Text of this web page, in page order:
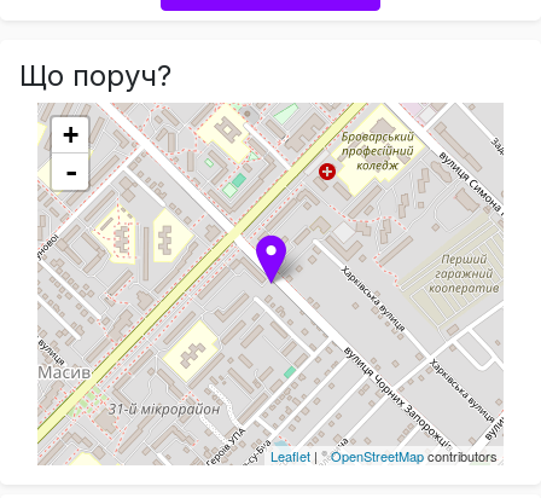
Що поруч?
+
-
Leaflet | ©OpenStreetMapcontributors